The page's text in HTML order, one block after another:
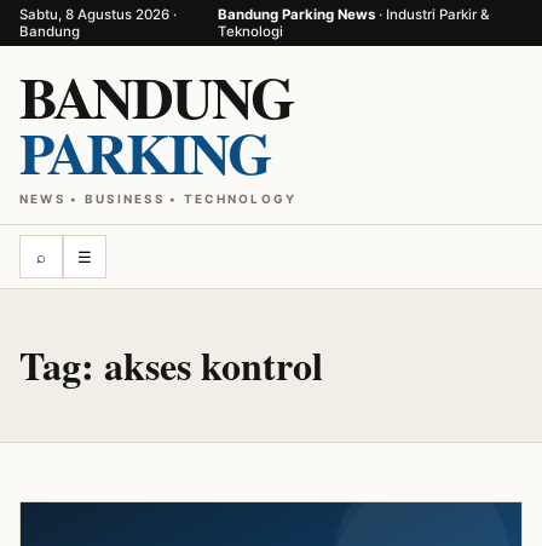
Sabtu, 8 Agustus 2026 ·
Bandung
Bandung Parking News· Industri Parkir &
Teknologi
BANDUNG
PARKING
NEWS • BUSINESS • TECHNOLOGY
⌕ ☰
Tag: akses kontrol